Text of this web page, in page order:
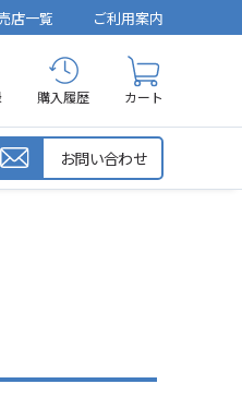
店一覧 ご利用案内
購入履歴 カート
お問い合わせ